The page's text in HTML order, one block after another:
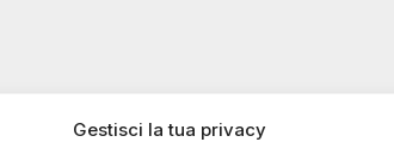
Gestisci la tua privacy